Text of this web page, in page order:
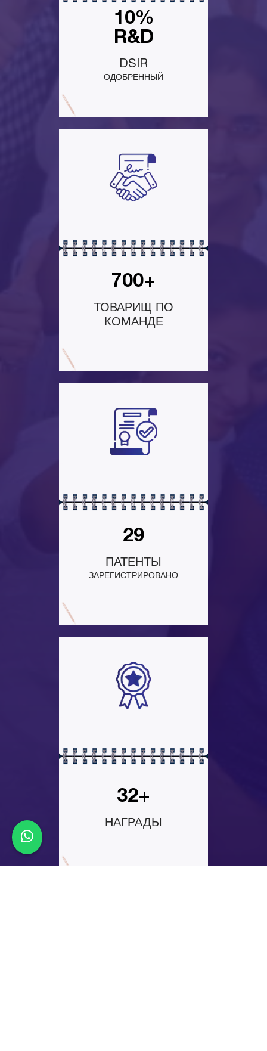
10%
R&D
DSIR
ОДОБРЕННЫЙ
700+
ТОВАРИЩ ПО
КОМАНДЕ
29
ПАТЕНТЫ
ЗАРЕГИСТРИРОВАНО
32+
НАГРАДЫ